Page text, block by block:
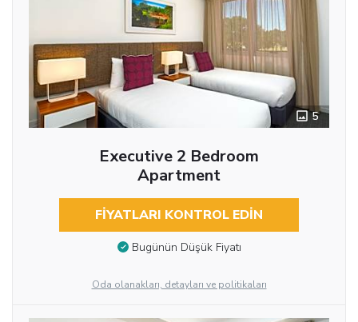
5
Executive 2 Bedroom
Apartment
FIYATLARI KONTROL EDIN
Bugünün Düşük Fiyatı
Oda olanakları, detayları ve politikaları